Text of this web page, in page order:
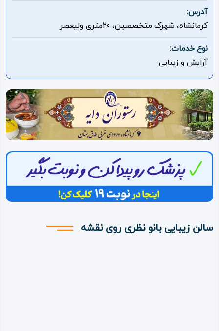
روستاهای
هدف
اقامتگاه
ویژه
ویدئو
درباره
ما
آدرس:
کرمانشاه، شهرک متخصصین، ۲۰متری ولیعصر
نوع خدمات:
آرایش و زیبایی
سالن زیبایی بانو نظری روی نقشه